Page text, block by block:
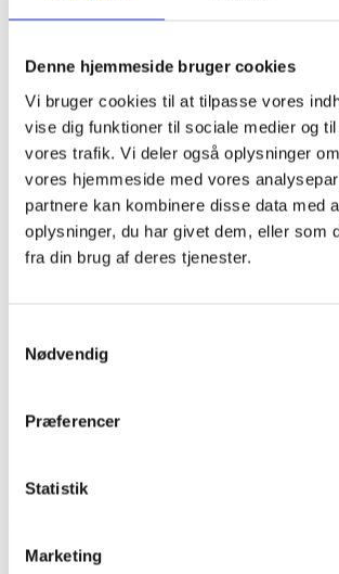
Denne hjemmeside bruger cookies
Vi bruger cookies til at tilpasse vores
vise dig funktioner til sociale medier og
vores trafik. Vi deler også oplysninger
vores hjemmeside med vores
partnere kan kombinere disse data med
oplysninger, du har givet dem, eller som
fra din brug af deres tjenester.
Nødvendig
Præferencer
Statistik
Marketing
About Health Innovators
Apply now
Historier
Publikationer
Nyhedsbrev
Materialebank
Events
OM CHI
Kontakt
Hvorfor CHI?
CHIP